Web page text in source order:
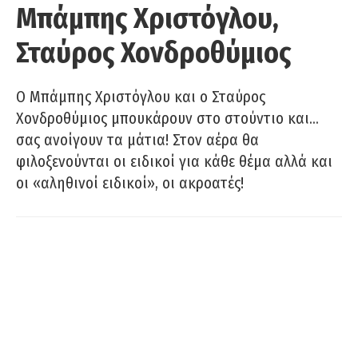
Μπάμπης Χριστόγλου,
Σταύρος Χονδροθύμιος
O Μπάμπης Χριστόγλου και ο Σταύρος
Χονδροθύμιος μπουκάρουν στο στούντιο και…
σας ανοίγουν τα μάτια! Στον αέρα θα
φιλοξενούνται οι ειδικοί για κάθε θέμα αλλά και
οι «αληθινοί ειδικοί», οι ακροατές!